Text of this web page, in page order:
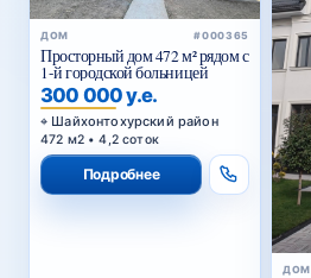
ДОМ #000365
Просторный дом 472 м² рядом с
1-й городской больницей
300 000 у.е.
Шайхонтохурский район
472 м2 • 4,2 соток
Подробнее
ДОМ